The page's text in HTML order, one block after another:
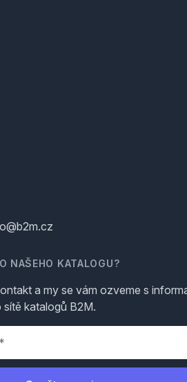
NAŠEHO KATALOGU?
a my se vám ozveme s
katalogů B2M.